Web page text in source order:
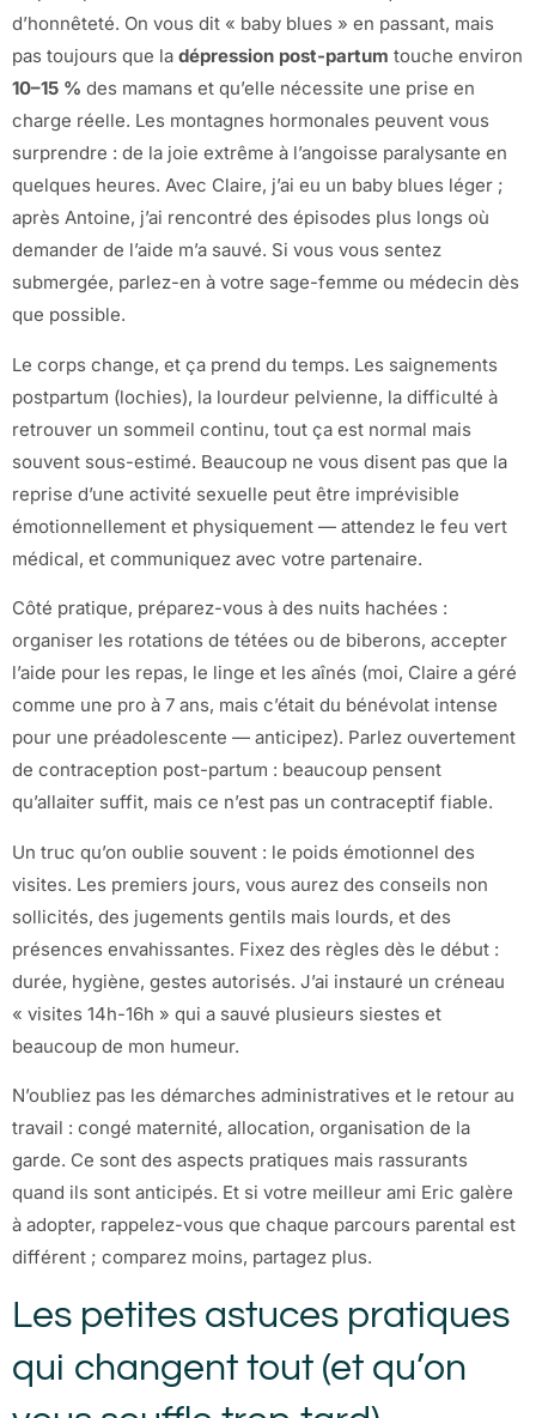
d’honnêteté. On vous dit « baby blues » en passant, mais
pas toujours que la dépression post-partum touche environ
10–15 % des mamans et qu’elle nécessite une prise en
charge réelle. Les montagnes hormonales peuvent vous
surprendre : de la joie extrême à l’angoisse paralysante en
quelques heures. Avec Claire, j’ai eu un baby blues léger ;
après Antoine, j’ai rencontré des épisodes plus longs où
demander de l’aide m’a sauvé. Si vous vous sentez
submergée, parlez-en à votre sage-femme ou médecin dès
que possible.
Le corps change, et ça prend du temps. Les saignements
postpartum (lochies), la lourdeur pelvienne, la difficulté à
retrouver un sommeil continu, tout ça est normal mais
souvent sous-estimé. Beaucoup ne vous disent pas que la
reprise d’une activité sexuelle peut être imprévisible
émotionnellement et physiquement — attendez le feu vert
médical, et communiquez avec votre partenaire.
Côté pratique, préparez-vous à des nuits hachées :
organiser les rotations de tétées ou de biberons, accepter
l’aide pour les repas, le linge et les aînés (moi, Claire a géré
comme une pro à 7 ans, mais c’était du bénévolat intense
pour une préadolescente — anticipez). Parlez ouvertement
de contraception post-partum : beaucoup pensent
qu’allaiter suffit, mais ce n’est pas un contraceptif fiable.
Un truc qu’on oublie souvent : le poids émotionnel des
visites. Les premiers jours, vous aurez des conseils non
sollicités, des jugements gentils mais lourds, et des
présences envahissantes. Fixez des règles dès le début :
durée, hygiène, gestes autorisés. J’ai instauré un créneau
« visites 14h-16h » qui a sauvé plusieurs siestes et
beaucoup de mon humeur.
N’oubliez pas les démarches administratives et le retour au
travail : congé maternité, allocation, organisation de la
garde. Ce sont des aspects pratiques mais rassurants
quand ils sont anticipés. Et si votre meilleur ami Eric galère
à adopter, rappelez-vous que chaque parcours parental est
différent ; comparez moins, partagez plus.
Les petites astuces pratiques
qui changent tout (et qu’on